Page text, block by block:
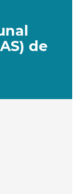
de